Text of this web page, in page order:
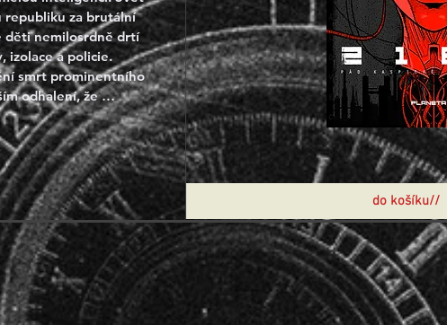
republiku za brutální
děti nemilosrdně drtí
izolace a policie.
smrt prominentního
odhalení, že
byl ve skutečnosti
operující v
přijíždí další „stroj“
A nic se v Kaspické
nenávisti než stroje.
strany.
doprovázet „vdovu“
vražd a spiknutí,
nadobro zničit.
do košíku//